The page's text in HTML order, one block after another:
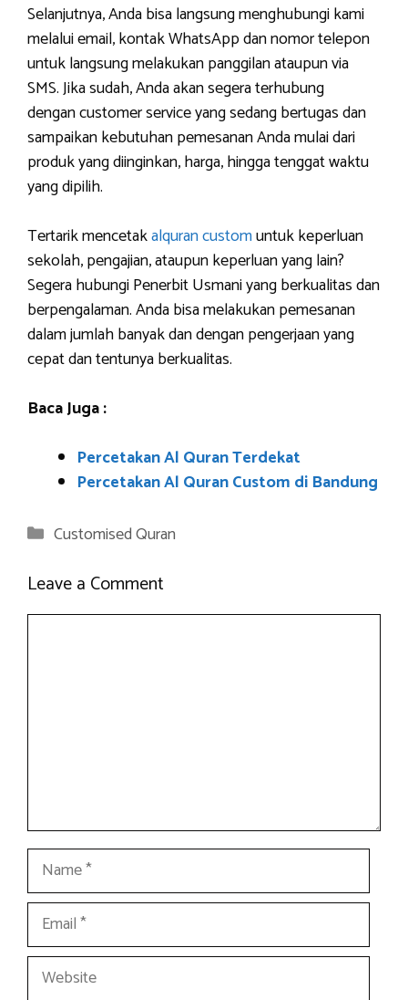
Selanjutnya, Anda bisa langsung menghubungi kami
melalui email, kontak WhatsApp dan nomor telepon
untuk langsung melakukan panggilan ataupun via
SMS. Jika sudah, Anda akan segera terhubung
dengan customer service yang sedang bertugas dan
sampaikan kebutuhan pemesanan Anda mulai dari
produk yang diinginkan, harga, hingga tenggat waktu
yang dipilih.
Tertarik mencetakalquran customuntuk keperluan
sekolah, pengajian, ataupun keperluan yang lain?
Segera hubungi Penerbit Usmani yang berkualitas dan
berpengalaman. Anda bisa melakukan pemesanan
dalam jumlah banyak dan dengan pengerjaan yang
cepat dan tentunya berkualitas.
Baca Juga :
Percetakan Al Quran Terdekat
Percetakan Al Quran Custom di Bandung
Categories
Customised Quran
Leave a Comment
Name
Email
Website